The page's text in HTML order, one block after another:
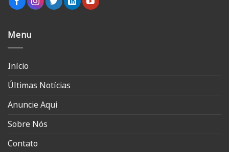
Menu
Início
Últimas Notícias
Anuncie Aqui
Sobre Nós
Contato